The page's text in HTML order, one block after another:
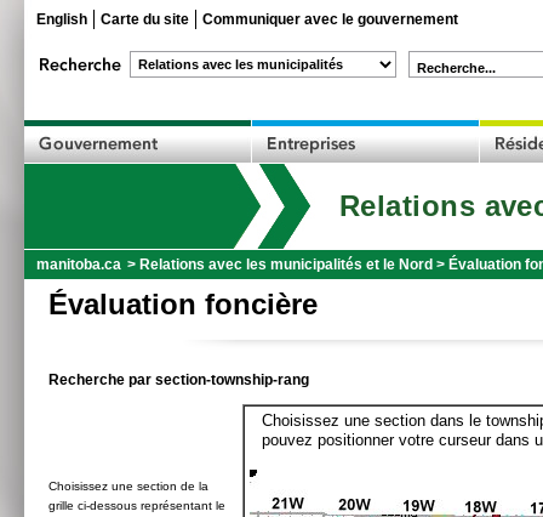
English Carte du site Communiquer avec le gouvernement
Recherche...
Relations
manitoba.ca > Relations avec les municipalités et le Nord > Évaluation
Évaluation foncière
Recherche par section-township-rang
Choisissez une section de la
grille ci-dessous représentant le
Choisissez une section dans le
pouvez positionner votre curseur dans